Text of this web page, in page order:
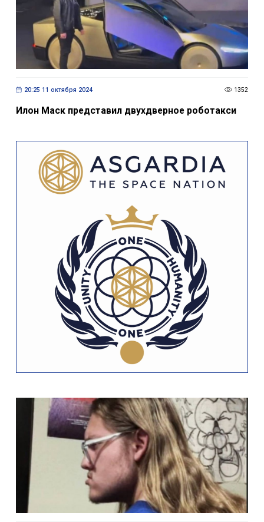
20:25 11 октября 2024 1352
Илон Маск представил двухдверное роботакси